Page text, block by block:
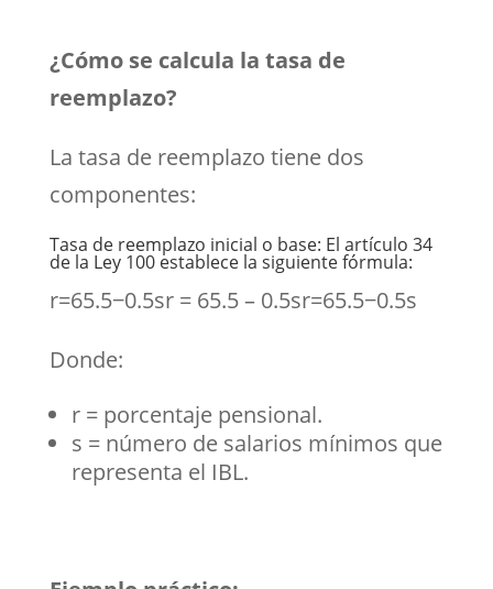
¿Cómo se calcula la tasa de
reemplazo?
La tasa de reemplazo tiene dos
componentes:
Tasa de reemplazo inicial o base: El artículo 34
de la Ley 100 establece la siguiente fórmula:
r=65.5−0.5sr = 65.5 – 0.5sr=65.5−0.5s
Donde:
r = porcentaje pensional.
s = número de salarios mínimos que
representa el IBL.